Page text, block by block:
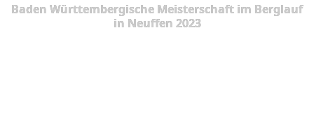
Baden Württembergische Meisterschaft im Berglauf
in Neuffen 2023